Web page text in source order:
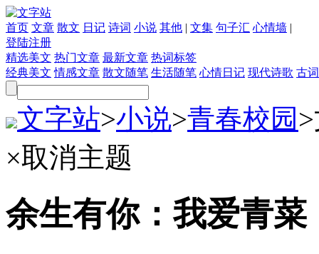
首页 文章 散文 日记 诗词 小说 其他 | 文集 句子汇 心情墙 |
登陆注册
精选美文 热门文章 最新文章 热词标签
经典美文 情感文章 散文随笔 生活随笔 心情日记 现代诗歌 古
文字站>小说>青春校园 >
×取消主题
余生有你：我爱青菜